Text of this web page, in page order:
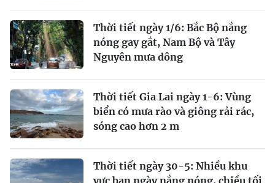
Thời tiết ngày 1/6: Bắc Bộ nắng
nóng gay gắt, Nam Bộ và Tây
Nguyên mưa dông
Thời tiết Gia Lai ngày 1-6: Vùng
biển có mưa rào và giông rải rác,
sóng cao hơn 2 m
Thời tiết ngày 30-5: Nhiều khu
vực ban ngày nắng nóng, chiều tối